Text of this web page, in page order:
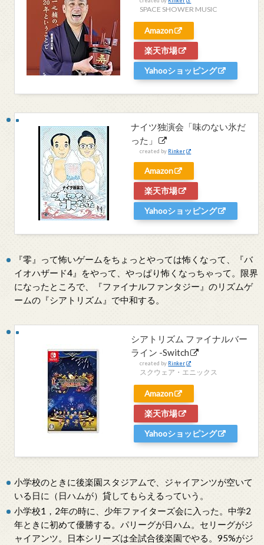
SPACE SHOWER MUSIC
Amazon
楽天市場
Yahooショッピング
ナイツ独演会「味のない氷だ
った」
created by Rinker
Amazon
楽天市場
Yahooショッピング
『零』って怖いゲームをちょっとやっては怖くなって、『バ
イオハザード4』をやって、やっぱり怖くなっちゃって。限界
になったところで、『ファイナルファンタジー』のリズムゲ
ームの『シアトリズム』で中和する。
シアトリズム ファイナルバー
ライン -Switch
created by Rinker
スクウェア・エニックス
Amazon
楽天市場
Yahooショッピング
小学校のときに後楽園スタジアムで、ジャイアンツが空いて
いる日に（日ハムが）貸してもらえるっていう。
小学校1，2年の時に、少年ファイターズ会に入った。中学2
年ときに初めて優勝する。パリーグが日ハム。セリーグがジ
ャイアンツ。日本シリーズは全試合後楽園でやる。95%がジ